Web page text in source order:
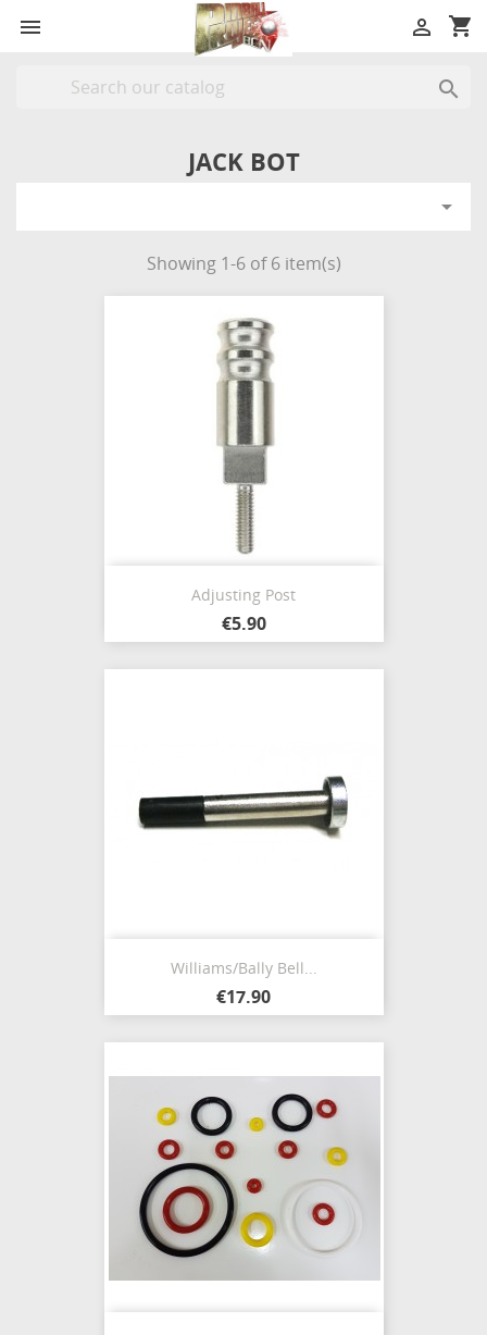
 shopping_cart


JACK BOT

Showing 1-6 of 6 item(s)
Adjusting Post
€5.90
Williams/Bally Bell...
€17.90